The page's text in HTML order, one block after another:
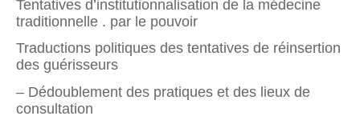
Tentatives d’institutionnalisation de la médecine
traditionnelle . par le pouvoir
Traductions politiques des tentatives de réinsertion
des guérisseurs
– Dédoublement des pratiques et des lieux de
consultation